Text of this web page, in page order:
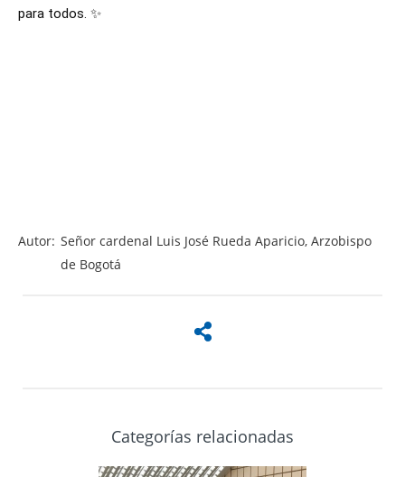
para todos. ✨
Autor: Señor cardenal Luis José Rueda Aparicio, Arzobispo
de Bogotá
Categorías relacionadas